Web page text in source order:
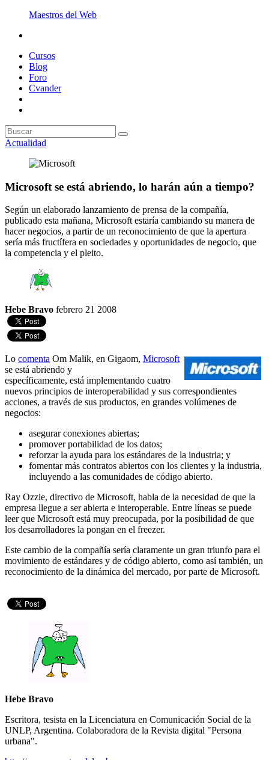
Maestros del Web
Cursos
Blog
Foro
Cvander
Actualidad
Microsoft se está abriendo, lo harán aún a tiempo?
Según un elaborado lanzamiento de prensa de la compañía,
publicado esta mañana, Microsoft estaría cambiando su manera de
hacer negocios, a partir de un reconocimiento de que la apertura
sería más fructífera en sociedades y oportunidades de negocio, que
la competencia y el pleito.
Hebe Bravo febrero 21 2008
Lo comenta Om Malik, en Gigaom, Microsoft
se está abriendo y
específicamente, está implementando cuatro
nuevos principios de interoperabilidad y sus correspondientes
acciones, a través de sus productos, en grandes volúmenes de
negocios:
asegurar conexiones abiertas;
promover portabilidad de los datos;
reforzar la ayuda para los estándares de la industria; y
fomentar más contratos abiertos con los clientes y la industria,
incluyendo a las comunidades de código abierto.
Ray Ozzie, directivo de Microsoft, habla de la necesidad de que la
empresa llegue a ser abierta e interoperable. Entre líneas se puede
leer que Microsoft está muy preocupada, por la posibilidad de que
los desarrolladores la pongan en el freezer.
Este cambio de la compañía sería claramente un gran triunfo para el
movimiento de estándares y de código abierto, como así también, un
reconocimiento de la dinámica del mercado, por parte de Microsoft.
Hebe Bravo
Escritora, tesista en la Licenciatura en Comunicación Social de la
UNLP, Argentina. Colaboradora de la Revista digital "Persona
urbana".